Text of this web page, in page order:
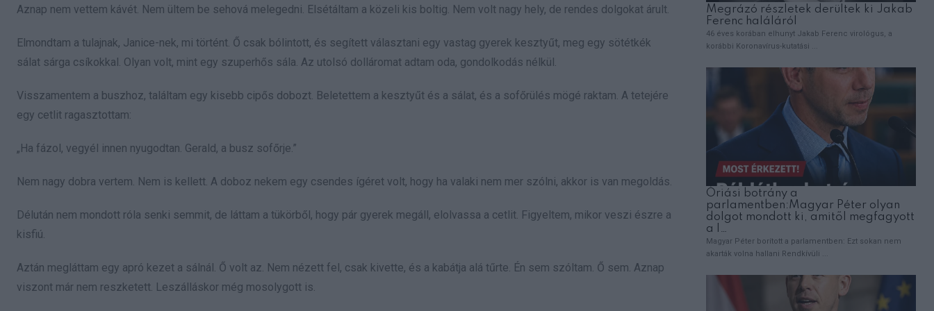
Aznap nem vettem kávét. Nem ültem be sehová melegedni. Elsétáltam a közeli kis boltig. Nem volt nagy hely, de rendes dolgokat árult.
Elmondtam a tulajnak, Janice-nek, mi történt. Ő csak bólintott, és segített választani egy vastag gyerek kesztyűt, meg egy sötétkék
sálat sárga csíkokkal. Olyan volt, mint egy szuperhős sála. Az utolsó dolláromat adtam oda, gondolkodás nélkül.
Visszamentem a buszhoz, találtam egy kisebb cipős dobozt. Beletettem a kesztyűt és a sálat, és a sofőrülés mögé raktam. A tetejére
egy cetlit ragasztottam:
„Ha fázol, vegyél innen nyugodtan. Gerald, a busz sofőrje.”
Nem nagy dobra vertem. Nem is kellett. A doboz nekem egy csendes ígéret volt, hogy ha valaki nem mer szólni, akkor is van megoldás.
Délután nem mondott róla senki semmit, de láttam a tükörből, hogy pár gyerek megáll, elolvassa a cetlit. Figyeltem, mikor veszi észre a
kisfiú.
Aztán megláttam egy apró kezet a sálnál. Ő volt az. Nem nézett fel, csak kivette, és a kabátja alá tűrte. Én sem szóltam. Ő sem. Aznap
viszont már nem reszketett. Leszálláskor még mosolygott is.